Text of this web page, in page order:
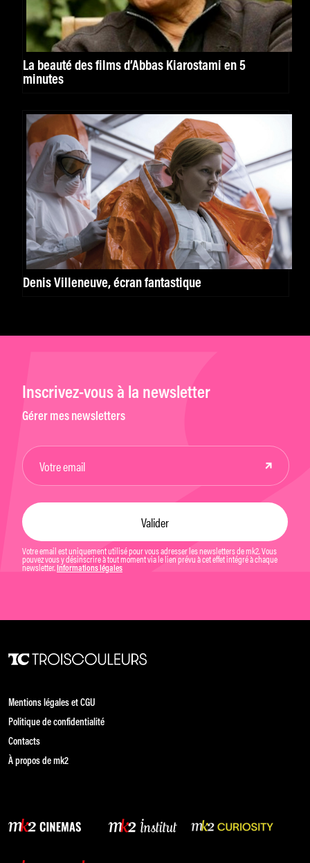
La beauté des films d’Abbas Kiarostami en 5
minutes
Denis Villeneuve, écran fantastique
Inscrivez-vous à la newsletter
Gérer mes newsletters
Votre email est uniquement utilisé pour vous adresser les newsletters de mk2. Vous
pouvez vous y désinscrire à tout moment via le lien prévu à cet effet intégré à chaque
newsletter. Informations légales
Mentions légales et CGU
Politique de confidentialité
Contacts
À propos de mk2